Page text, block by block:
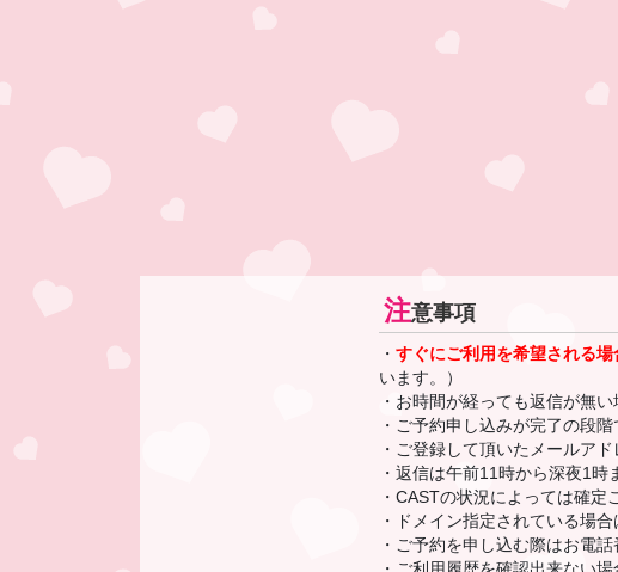
注意事項
・ すぐにご利用を希望される場
います。）
・お時間が経っても返信が無
・ご予約申し込みが完了の段
・ご登録して頂いたメールア
・返信は午前11時から深夜1時
・CASTの状況によっては確定
・ドメイン指定されている場
・ご予約を申し込む際はお電話